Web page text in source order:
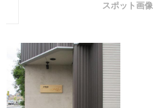
スポット画像